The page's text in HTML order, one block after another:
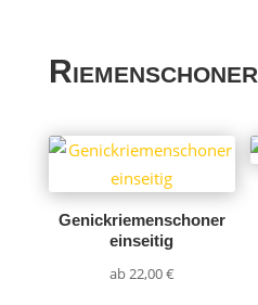
Riemenschoner
Genickriemenschoner
einseitig
ab22,00€